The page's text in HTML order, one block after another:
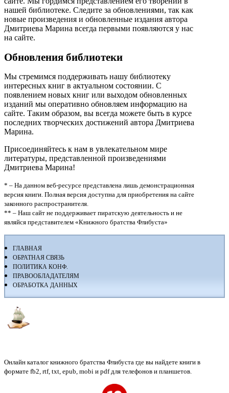
нашей библиотеке. Следите за обновлениями, так как
новые произведения и обновленные издания автора
Дмитриева Марина всегда первыми появляются у нас
на сайте.
Обновления библиотеки
Мы стремимся поддерживать нашу библиотеку
интересных книг в актуальном состоянии. С
появлением новых книг или выходом обновленных
изданий мы оперативно обновляем информацию на
сайте. Таким образом, вы всегда можете быть в курсе
последних творческих достижений автора Дмитриева
Марина.
Присоединяйтесь к нам в увлекательном мире
литературы, представленной произведениями
Дмитриева Марина!
* – На данном веб-ресурсе представлена лишь демонстрационная
версия книги. Полная версия доступна для приобретения на сайте
законного распространителя.
** – Наш сайт не поддерживает пиратскую деятельность и не
являйся представителем «Книжного братства Флибуста»
ГЛАВНАЯ
ОБРАТНАЯ СВЯЗЬ
ПОЛИТИКА КОНФ.
ПРАВООБЛАДАТЕЛЯМ
ОБРАБОТКА ДАННЫХ
Онлайн каталог книжного братства Флибуста где вы найдете книги в
формате fb2, rtf, txt, epub, mobi и pdf для телефонов и планшетов.